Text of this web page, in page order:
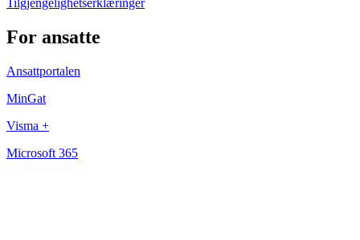
Tilgjengelighetserklæringer
For ansatte
Ansattportalen
MinGat
Visma +
Microsoft 365